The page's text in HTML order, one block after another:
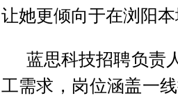
让她更倾向于在浏阳
蓝思科技招聘负责
工需求，岗位涵盖一